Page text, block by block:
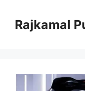
contentRajkamal